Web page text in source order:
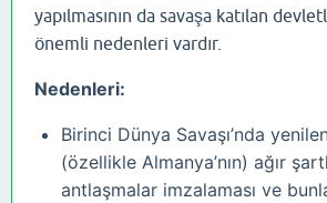
yapılmasının da savaşa katılan
önemli nedenleri vardır.
Nedenleri:
Birinci Dünya Savaşı’nda
(özellikle Almanya’nın) ağır
antlaşmalar imzalaması ve